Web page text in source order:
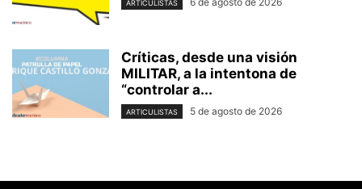
ARTICULISTAS
Críticas, desde una visión
MILITAR, a la intentona de
“controlar a...
ARTICULISTAS 5 de agosto de 2026